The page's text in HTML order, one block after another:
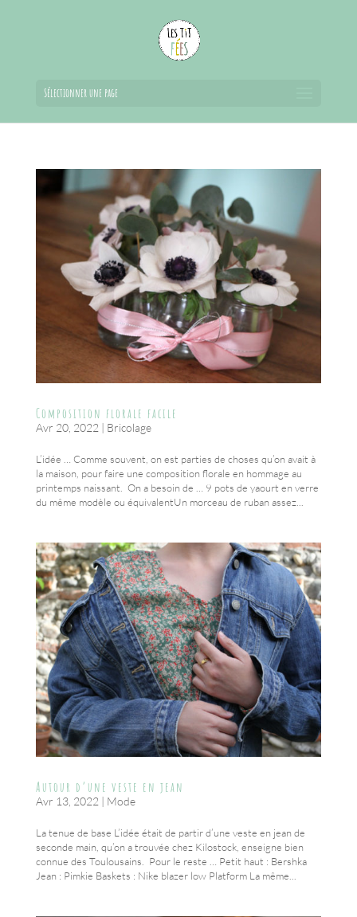
Sélectionner une page
Composition florale facile
Avr 20, 2022 | Bricolage
L’idée … Comme souvent, on est parties de choses qu’on avait à
la maison, pour faire une composition florale en hommage au
printemps naissant. On a besoin de … 9 pots de yaourt en verre
du même modèle ou équivalentUn morceau de ruban assez...
Autour d’une veste en jean
Avr 13, 2022 | Mode
La tenue de base L’idée était de partir d’une veste en jean de
seconde main, qu’on a trouvée chez Kilostock, enseigne bien
connue des Toulousains. Pour le reste … Petit haut : Bershka
Jean : Pimkie Baskets : Nike blazer low Platform La même...